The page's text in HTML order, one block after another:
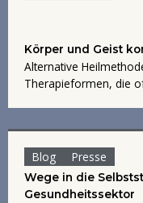
Körper und Geist
Alternative
Therapieformen, die
Blog Presse
Wege in die
Gesundheitssektor